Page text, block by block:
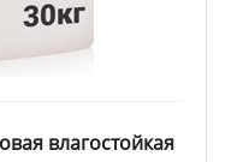
влагостойкая